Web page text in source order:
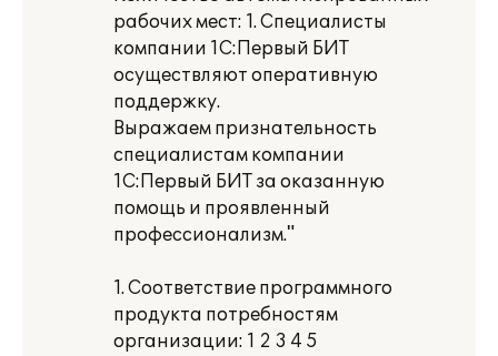
рабочих мест: 1. Специалисты
компании 1С:Первый БИТ
осуществляют оперативную
поддержку.
Выражаем признательность
специалистам компании
1С:Первый БИТ за оказанную
помощь и проявленный
профессионализм."
1. Соответствие программного
продукта потребностям
организации: 1 2 3 4 5